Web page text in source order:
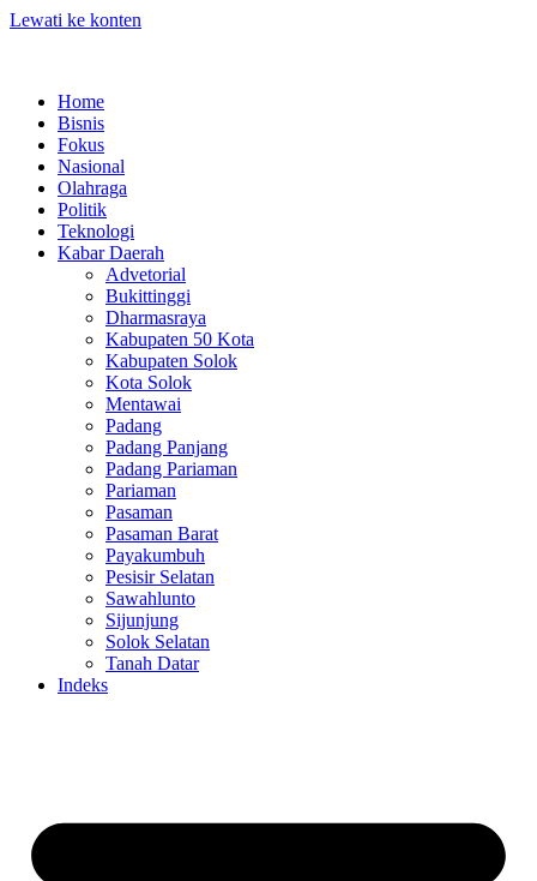
Lewati ke konten
Home
Bisnis
Fokus
Nasional
Olahraga
Politik
Teknologi
Kabar Daerah
Advetorial
Bukittinggi
Dharmasraya
Kabupaten 50 Kota
Kabupaten Solok
Kota Solok
Mentawai
Padang
Padang Panjang
Padang Pariaman
Pariaman
Pasaman
Pasaman Barat
Payakumbuh
Pesisir Selatan
Sawahlunto
Sijunjung
Solok Selatan
Tanah Datar
Indeks